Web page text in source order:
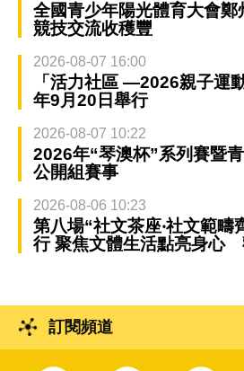
全國青少年陽光體育大會鄭
競技交流收穫豐
2026-08-07 16:00
「活力社區 —2026親子運
年9月20日舉行
2026-08-07 10:22
2026年“琴澳杯”系列賽暨
公開組賽事
2026-08-06 10:23
第八場“社文茶座‧社文範疇
行 聚焦文體生活點亮身心
訂閱頻道